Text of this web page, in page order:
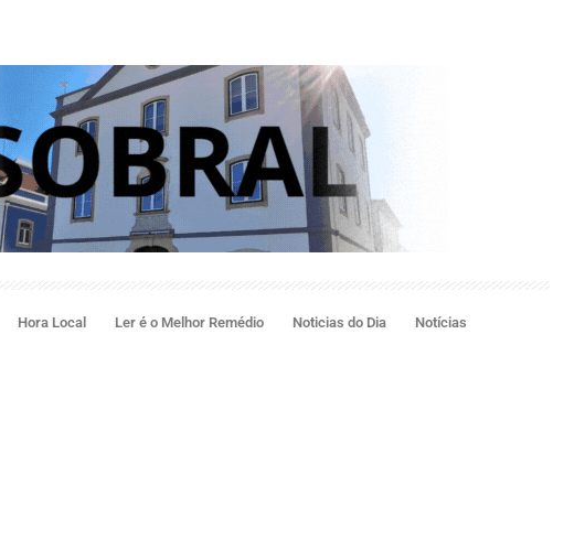
Hora Local Ler é o Melhor Remédio Noticias do Dia Notícias